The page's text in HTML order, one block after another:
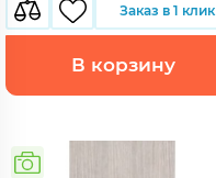
Заказ в 1 клик
В корзину